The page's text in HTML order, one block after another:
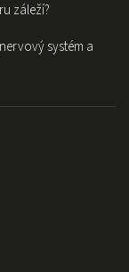
záleží?
systém a